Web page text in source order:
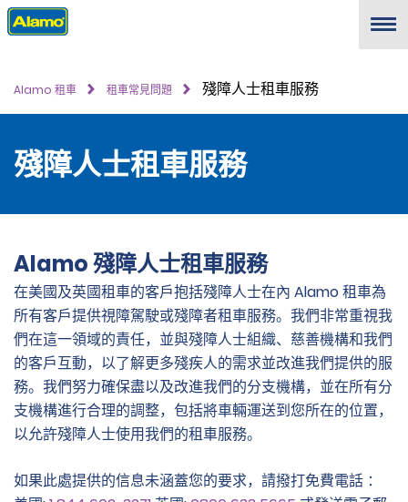
Menu
Alamo 租車 租車常見問題 殘障人士租車服務
殘障人士租車服務
Alamo 殘障人士租車服務
在美國及英國租車的客戶抱括殘障人士在內 Alamo 租車為
所有客戶提供視障駕駛或殘障者租車服務。我們非常重視我
們在這一領域的責任，並與殘障人士組織、慈善機構和我們
的客戶互動，以了解更多殘疾人的需求並改進我們提供的服
務。我們努力確保盡以及改進我們的分支機構，並在所有分
支機構進行合理的調整，包括將車輛運送到您所在的位置，
以允許殘障人士使用我們的租車服務。
如果此處提供的信息未涵蓋您的要求，請撥打免費電話 ：